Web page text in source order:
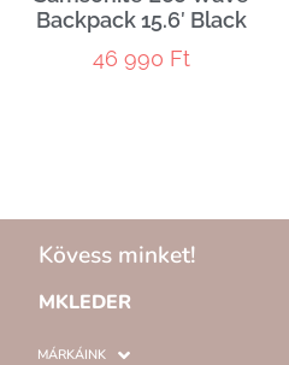
Backpack 15.6′ Black
46 990 Ft
Kövess minket!
MKLEDER
MÁRKÁINK